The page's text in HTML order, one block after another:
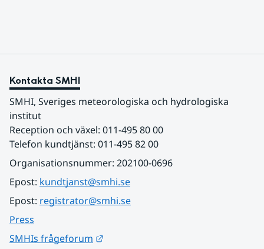
Kontakta SMHI
SMHI, Sveriges meteorologiska och hydrologiska
institut
Reception och växel: 011-495 80 00
Telefon kundtjänst: 011-495 82 00
Organisationsnummer: 202100-0696
Epost: kundtjanst@smhi.se
Epost: registrator@smhi.se
Press
SMHIs frågeforum